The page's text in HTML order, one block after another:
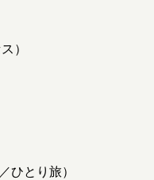
）
ひとり旅）